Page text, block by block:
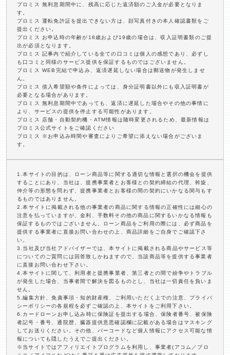
プロミス 無利息期間中に、残高に応じた返済額のご入金が必要となりま
す。
プロミス 運転免許証を提出できない方は、顔写真付きの本人確認書類をご
提出ください。
プロミス お申込時の年齢が18歳および19歳の場合は、収入証明書類のご提
出が必須となります。
プロミス 記事内で紹介している全ての口コミは個人の感想であり、必ずし
も口コミと同様のサービス提供を保証するものではございません。
プロミス WEB完結で申込み、返済遅延しない場合は郵送物が発生しませ
ん。
プロミス 借入希望額や条件によっては、身分証明書以外にも収入証明書が
必要となる場合があります。
プロミス 無利息期間中であっても、返済に遅延した場合やその他の事情に
より、サービスの提供を停止する可能性があります。
プロミス 店舗・自動契約機・ATM情報は随時変更されるため、最新情報は
プロミス公式サイトをご確認ください
プロミス ※お申込み時間や審査によりご希望に添えない場合がございま
す。
1.本サイトの目的は、ローン商品等に関する適切な情報と選択の機会を提供
することにあり、当社は、提携事業者とお客様との契約締結の代理、斡旋、
仲介等の形態を問わず、提携事業者とお客様の間の契約にいかなる関与もす
るものではありません。
2.本サイトに掲載される他の事業者の商品に関する情報の正確性には細心の
注意を払っていますが、金利、手数料その他の商品に関するいかなる情報も
保証するものではございません。ローン商品をご利用の際には、必ず商品を
提供する事業者に直接お問い合わせの上、商品詳細をご自身でご確認下さ
い。
3.当社及び当社アドバイザーでは、本サイトに掲載される商品やサービス等
についてのご質問には回答致しかねますので、当該商品等を提供する事業者
に直接お問い合わせ下さい。
4.本サイトに関して、利用者と提携事業者、第三者との間で紛争やトラブル
が発生した場合、当事者間で解決を図るものとし、当社は一切責任を負いま
せん。
5.編集方針、免責事項・知的財産権、ご利用いただく上での注意、プライバ
シーポリシーの各規程を必ずご確認の上、本サイトをご利用下さい。
6.カードローンお申し込み時に保険証を提出する場合、保険者番号、被保険
者記号・番号、通院歴、臓器提供意思確認欄に記載がある場合はマスキング
してお送りください。その他、バーコードなど個人情報にアクセス可能な情
報についても隠したうえでご提出ください。
※当サイトではアフィリエイトプログラムを利用し、事業者(アコム／プロ